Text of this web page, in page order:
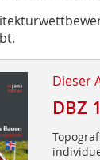
Dieser
DBZ